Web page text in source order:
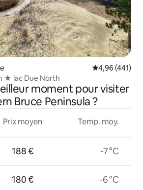
Évaluation
4,96 (441)
★ lac Due North
moment pour visiter
Bruce Peninsula ?
Prix moyen
188 €
180 €
Temp. moy.
-7 °C
-6 °C